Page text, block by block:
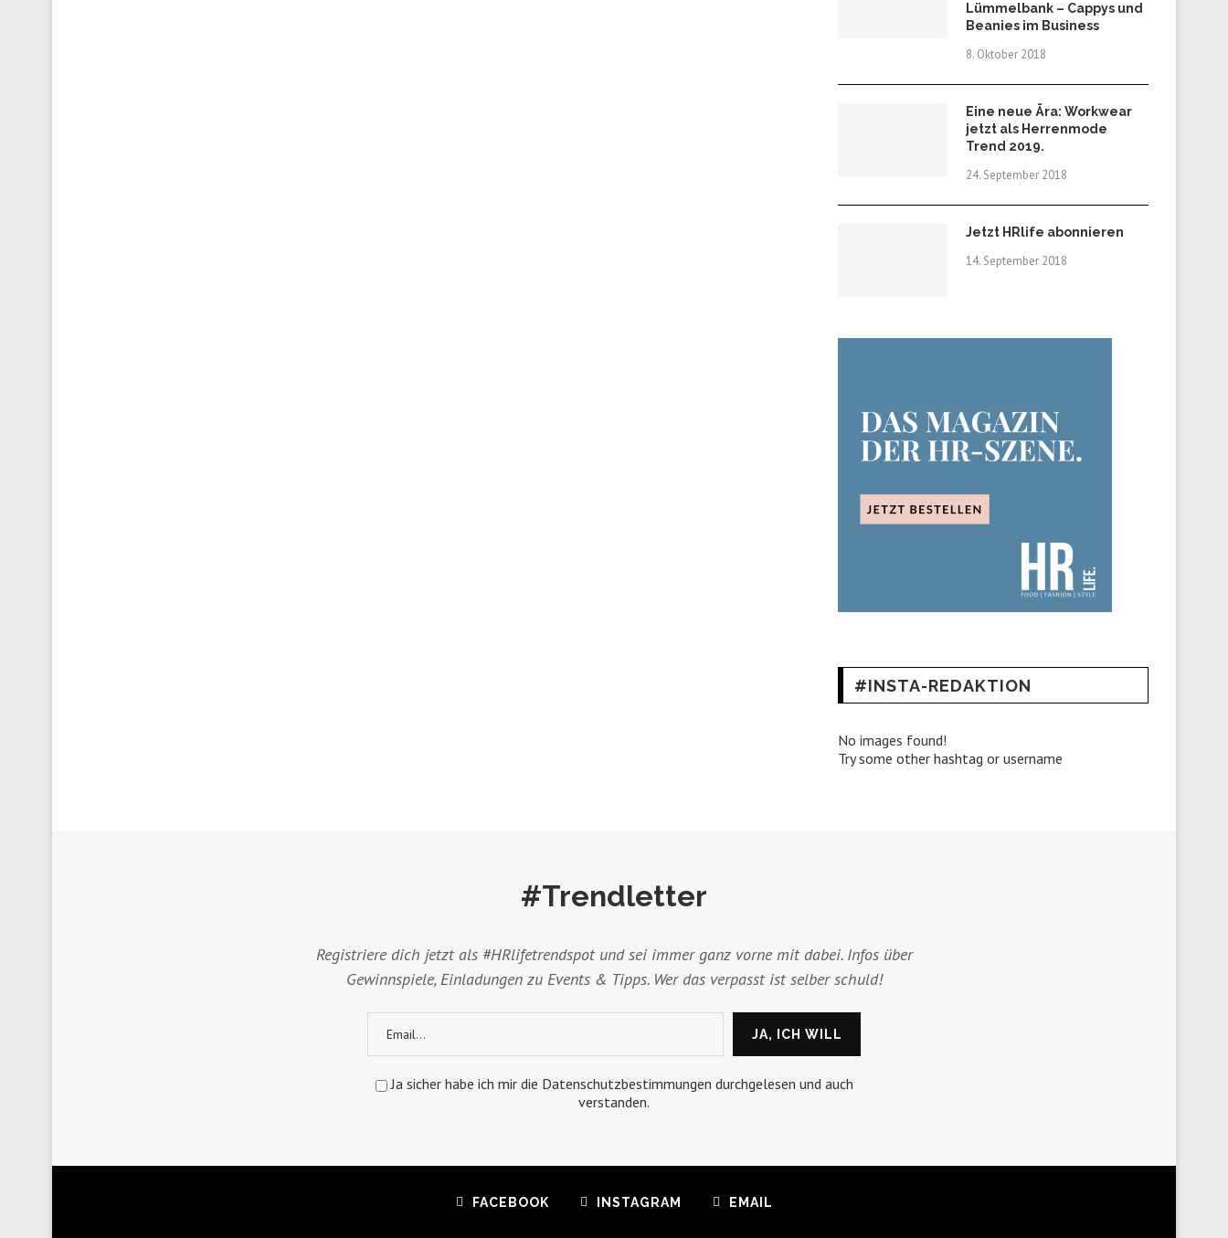
Lümmelbank – Cappys und
Beanies im Business
8. Oktober 2018
Eine neue Ära: Workwear
jetzt als Herrenmode
Trend 2019.
24. September 2018
Jetzt HRlife abonnieren
14. September 2018
#INSTA-REDAKTION
No images found!
Try some other hashtag or username
#Trendletter
Registriere dich jetzt als #HRlifetrendspot und sei immer ganz vorne mit dabei. Infos über
Gewinnspiele, Einladungen zu Events & Tipps. Wer das verpasst ist selber schuld!
Ja sicher habe ich mir die Datenschutzbestimmungen durchgelesen und auch
verstanden.
FACEBOOK INSTAGRAM EMAIL